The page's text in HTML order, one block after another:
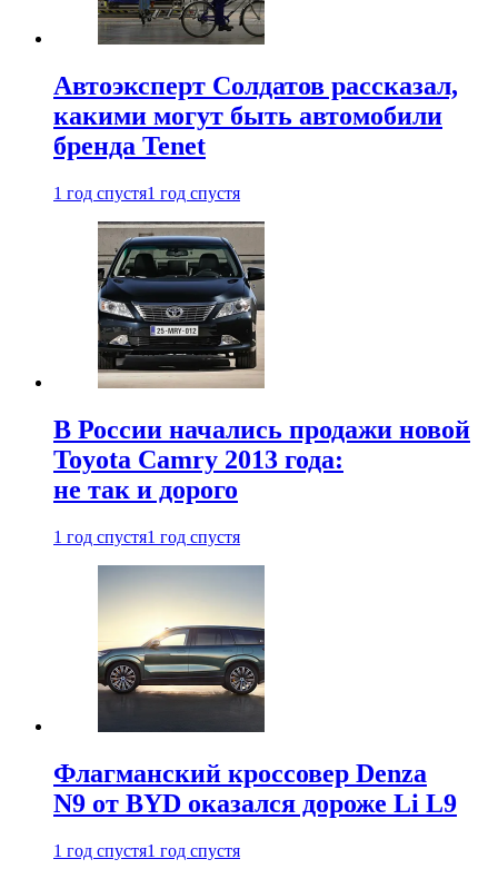
Автоэксперт Солдатов рассказал,
какими могут быть автомобили
бренда Tenet
1 год спустя1 год спустя
В России начались продажи новой
Toyota Camry 2013 года:
не так и дорого
1 год спустя1 год спустя
Флагманский кроссовер Denza
N9 от BYD оказался дороже Li L9
1 год спустя1 год спустя